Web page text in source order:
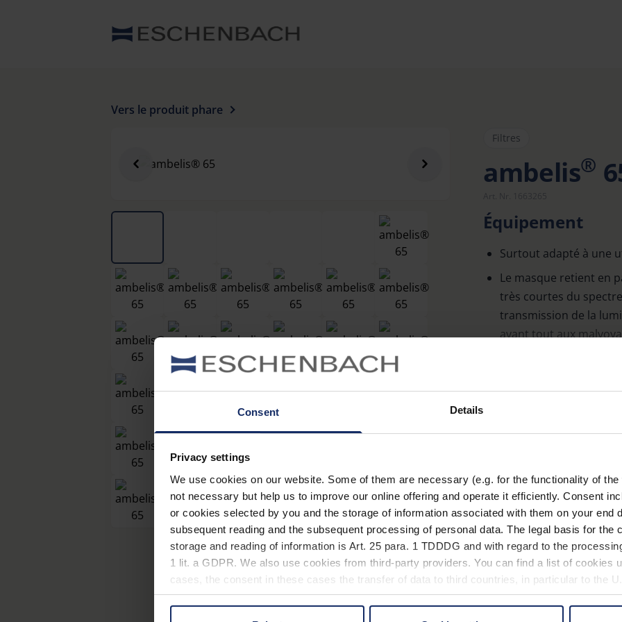
Consent Details
Privacy settings
We use cookies on our website. Some of them are necessary (e.g. for the functionality of
not necessary but help us to improve our online offering and operate it efficiently. Consent
or cookies selected by you and the storage of information associated with them on your end
subsequent reading and the subsequent processing of personal data. The legal basis for the
storage and reading of information is Art. 25 para. 1 TDDDG and with regard to the
1 lit. a GDPR. We also use cookies from third-party providers. You can find a list of cookies
cases, the consent in these cases the transfer of data to third countries, in particular to the
Vers le produit phare
Filtres
ambelis®
Équipement
Surtout adapté à une
Le masque retient en
très courtes du
transmission de la
avant tout aux
Le rebord supérieur
touche la tête,
s‘infiltrer par le haut.
branches larges avec
Recommandé dans le
maculaire, l‘albinisme,
Protection à 100 %
Effet optique : ±0 dpt.
Extrémités des
adaptation.
Deux tailles de